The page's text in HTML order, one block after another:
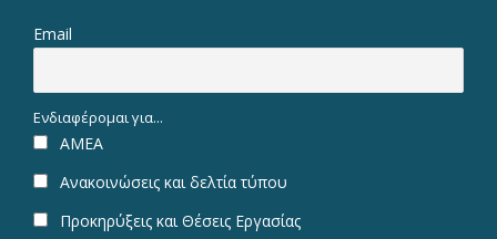
Email
Ενδιαφέρομαι για...
ΑΜΕΑ
Ανακοινώσεις και δελτία τύπου
Προκηρύξεις και Θέσεις Εργασίας